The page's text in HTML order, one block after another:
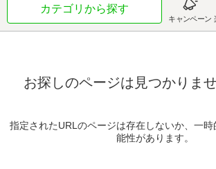
カテゴリから探す
キャンペーン
お探しのページは見つかりま
指定されたURLのページは存在しないか、一
能性があります。